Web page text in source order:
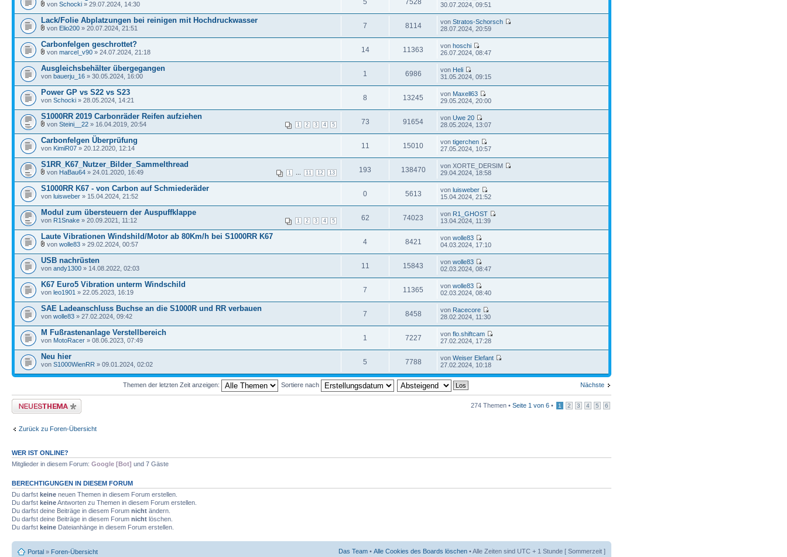
von Schocki » 29.07.2024, 14:30
30.07.2024, 09:51
Lack/Folie Abplatzungen bei reinigen mit Hochdruckwasser
von Elio200 » 20.07.2024, 21:51 7 8114 vonStratos-Schorsch
28.07.2024, 20:59
Carbonfelgen geschrottet?
von marcel_v90 » 24.07.2024, 21:18 14 11363 vonhoschi
26.07.2024, 08:47
Ausgleichsbehälter übergegangen
von bauerju_16 » 30.05.2024, 16:00 1 6986 von Heli
31.05.2024, 09:15
Power GP vs S22 vs S23
von Schocki » 28.05.2024, 14:21 8 13245 von Maxell63
29.05.2024, 20:00
S1000RR 2019 Carbonräder Reifen aufziehen
1 2 3 4 5
von Steini__22 » 16.04.2019, 20:54 73 91654 vonUwe 20
28.05.2024, 13:07
Carbonfelgen Überprüfung
von KimiR07 » 20.12.2020, 12:14 11 15010 vontigerchen
27.05.2024, 10:57
S1RR_K67_Nutzer_Bilder_Sammelthread
1 11 12 13
von HaBau64 » 24.01.2020, 16:49 193 138470
von XORTE_DERSIM
29.04.2024, 18:58
S1000RR K67 - von Carbon auf Schmiederäder
von luisweber » 15.04.2024, 21:52 0 5613 vonluisweber
15.04.2024, 21:52
Modul zum übersteuern der Auspuffklappe
1 2 3 4 5
von R1Snake » 20.09.2021, 11:12 62 74023 von R1_GHOST
13.04.2024, 11:39
Laute Vibrationen Windshild/Motor ab 80Km/h bei S1000RR K67
von wolle83 » 29.02.2024, 00:57 4 8421 vonwolle83
04.03.2024, 17:10
USB nachrüsten
von andy1300 » 14.08.2022, 02:03 11 15843 vonwolle83
02.03.2024, 08:47
K67 Euro5 Vibration unterm Windschild
von leo1901 » 22.05.2023, 16:19 7 11365 vonwolle83
02.03.2024, 08:40
SAE Ladeanschluss Buchse an die S1000R und RR verbauen
von wolle83 » 27.02.2024, 09:42 7 8458 von Racecore
28.02.2024, 11:30
M Fußrastenanlage Verstellbereich
von MotoRacer » 08.06.2023, 07:49 1 7227 vonflo.shiftcam
27.02.2024, 17:28
Neu hier
von S1000WienRR » 09.01.2024, 02:02 5 7788 vonWeiser Elefant
27.02.2024, 10:18
Nächste
Themen der letzten Zeit anzeigen: Sortiere nach
Neues Thema erstellen 274 Themen • Seite 1 von 6 • 1 2 3 4 5 6
Zurück zu Foren-Übersicht
WER IST ONLINE?
Mitglieder in diesem Forum: Google [Bot] und 7 Gäste
BERECHTIGUNGEN IN DIESEM FORUM
Du darfst keine neuen Themen in diesem Forum erstellen.
Du darfst keineAntworten zu Themen in diesem Forum erstellen.
Du darfst deine Beiträge in diesem Forum nicht ändern.
Du darfst deine Beiträge in diesem Forum nicht löschen.
Du darfst keine Dateianhänge in diesem Forum erstellen.
Portal » Foren-Übersicht Das Team • Alle Cookies des Boards löschen • Alle Zeiten sind UTC + 1 Stunde [ Sommerzeit ]